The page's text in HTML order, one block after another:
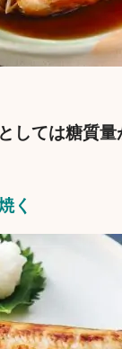
しては糖質量
く